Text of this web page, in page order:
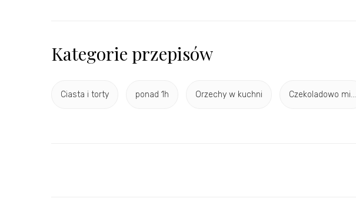
Kategorie przepisów
Ciasta i torty ponad 1h Orzechy w kuchni Czekoladowo mi...